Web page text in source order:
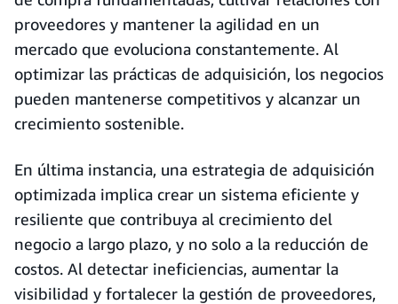
proveedores y mantener la agilidad en un
mercado que evoluciona constantemente. Al
optimizar las prácticas de adquisición, los negocios
pueden mantenerse competitivos y alcanzar un
crecimiento sostenible.
En última instancia, una estrategia de adquisición
optimizada implica crear un sistema eficiente y
resiliente que contribuya al crecimiento del
negocio a largo plazo, y no solo a la reducción de
costos. Al detectar ineficiencias, aumentar la
visibilidad y fortalecer la gestión de proveedores,